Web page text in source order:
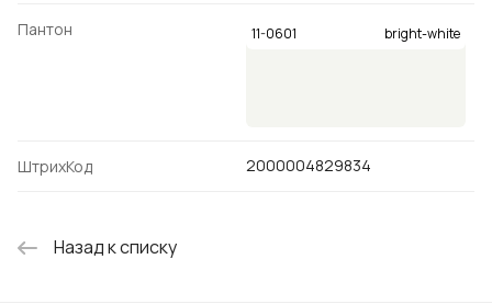
Пантон 11-0601 bright-white
ШтрихКод 2000004829834
Назад к списку